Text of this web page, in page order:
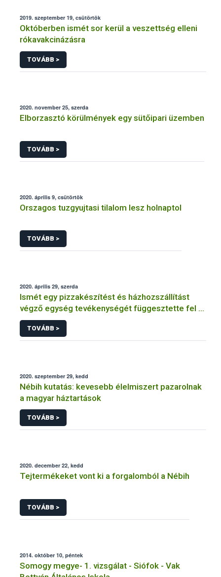
2019. szeptember 19, csütörtök
Októberben ismét sor kerül a veszettség elleni
rókavakcinázásra
TOVÁBB >
2020. november 25, szerda
Elborzasztó körülmények egy sütőipari üzemben
TOVÁBB >
2020. április 9, csütörtök
Orszagos tuzgyujtasi tilalom lesz holnaptol
TOVÁBB >
2020. április 29, szerda
Ismét egy pizzakészítést és házhozszállítást
végző egység tevékenységét függesztette fel a
Nébih
TOVÁBB >
2020. szeptember 29, kedd
Nébih kutatás: kevesebb élelmiszert pazarolnak
a magyar háztartások
TOVÁBB >
2020. december 22, kedd
Tejtermékeket vont ki a forgalomból a Nébih
TOVÁBB >
2014. október 10, péntek
Somogy megye- 1. vizsgálat - Siófok - Vak